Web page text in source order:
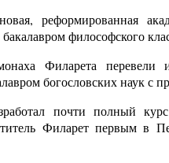
реформированная
философского
Филарета
богословских наук с
почти полный курс
Филарет первым в